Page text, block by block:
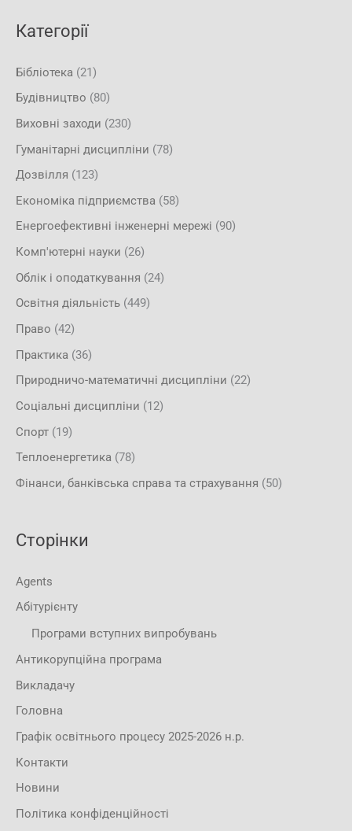
Категорії
Бібліотека (21)
Будівництво (80)
Виховні заходи (230)
Гуманітарні дисципліни (78)
Дозвілля (123)
Економіка підприємства (58)
Енергоефективні інженерні мережі (90)
Комп'ютерні науки (26)
Облік і оподаткування (24)
Освітня діяльність (449)
Право (42)
Практика (36)
Природничо-математичні дисципліни (22)
Соціальні дисципліни (12)
Спорт (19)
Теплоенергетика (78)
Фінанси, банківська справа та страхування (50)
Сторінки
Agents
Абітурієнту
Програми вступних випробувань
Антикорупційна програма
Викладачу
Головна
Графік освітнього процесу 2025-2026 н.р.
Контакти
Новини
Політика конфіденційності